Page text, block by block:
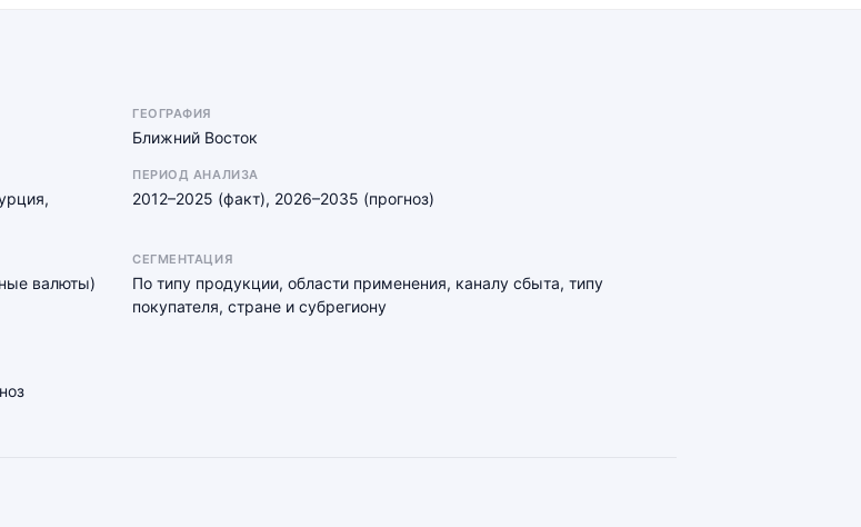
ГЕОГРАФИЯ
Ближний Восток
ПЕРИОД АНАЛИЗА
2012–2025 (факт), 2026–2035 (прогноз)
валюты)
СЕГМЕНТАЦИЯ
По типу продукции, области применения, каналу сбыта, типу
покупателя, стране и субрегиону